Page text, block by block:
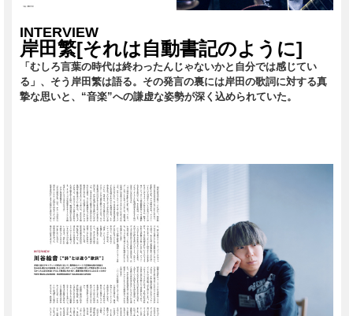
INTERVIEW
岸田繁[それは自動書記のように]
「むしろ言葉の時代は終わったんじゃないかと自分では感じてい
る」、そう岸田繁は語る。その発言の裏には岸田の歌詞に対する真
摯な思いと、“音楽”への謙虚な姿勢が深く込められていた。